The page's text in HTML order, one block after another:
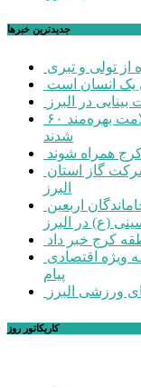
جديدترين خبرها
از تولی و تبری
یک انسان است
۶۰ هزار البرزی از خدمات اردوهای جهادی سلامت بهره‌مند
شدند
همراه شوند
البرز
(ع) در البرز
کرج خبر داد
پیام
ورزشی البرز
کاریکاتور روز